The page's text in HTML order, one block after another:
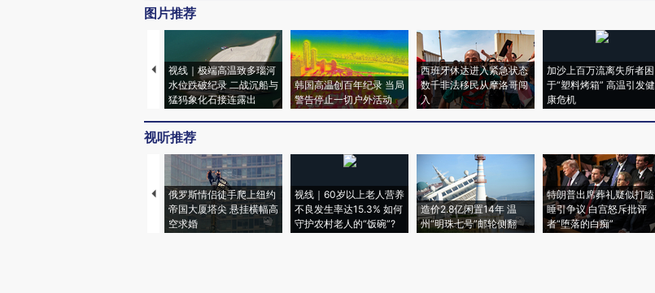
图片推荐
视线｜极端高温致多瑙河
水位跌破纪录 二战沉船与
猛犸象化石接连露出
韩国高温创百年纪录 当局
警告停止一切户外活动
西班牙休达进入紧急状态
数千非法移民从摩洛哥闯
入
加沙上百万流离失所者困
于“塑料烤箱” 高温引发健
康危机
视听推荐
俄罗斯情侣徒手爬上纽约
帝国大厦塔尖 悬挂横幅高
空求婚
视线｜60岁以上老人营养
不良发生率达15.3% 如何
守护农村老人的“饭碗”?
造价2.8亿闲置14年 温
州“明珠七号”邮轮侧翻
特朗普出席葬礼疑似打瞌
睡引争议 白宫怒斥批评
者“堕落的白痴”